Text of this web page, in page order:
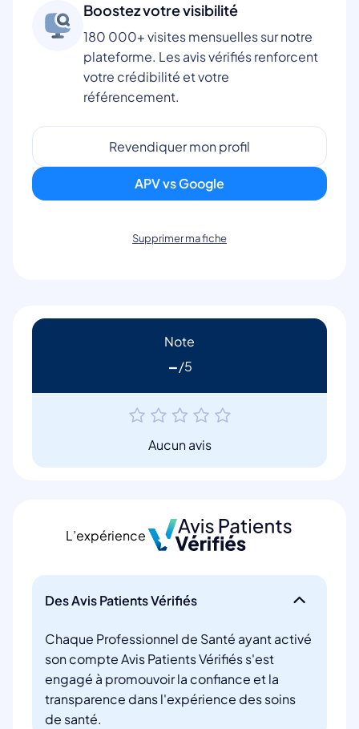
Boostez votre visibilité
180 000+ visites mensuelles sur notre
plateforme. Les avis vérifiés renforcent
votre crédibilité et votre
référencement.
Revendiquer mon profil
APV vs Google
Supprimer ma fiche
Note
-
Aucun avis
L’expérience
Des Avis Patients Vérifiés
Chaque Professionnel de Santé ayant activé
son compte Avis Patients Vérifiés s'est
engagé à promouvoir la confiance et la
transparence dans l'expérience des soins
de santé.